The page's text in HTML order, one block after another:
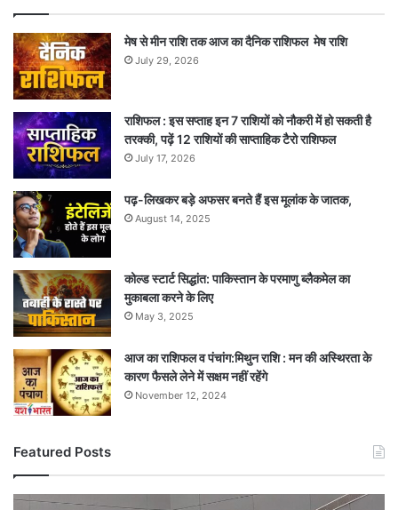
मेष से मीन राशि तक आज का दैनिक राशिफल मेष राशि
July 29, 2026
राशिफल : इस सप्ताह इन 7 राशियों को नौकरी में हो सकती है
तरक्की, पढ़ें 12 राशियों की साप्ताहिक टैरो राशिफल
July 17, 2026
पढ़-लिखकर बड़े अफसर बनते हैं इस मूलांक के जातक,
August 14, 2025
कोल्ड स्टार्ट सिद्धांत: पाकिस्तान के परमाणु ब्लैकमेल का
मुकाबला करने के लिए
May 3, 2025
आज का राशिफल व पंचांग:मिथुन राशि : मन की अस्थिरता के
कारण फैसले लेने में सक्षम नहीं रहेंगे
November 12, 2024
Featured Posts
नशे